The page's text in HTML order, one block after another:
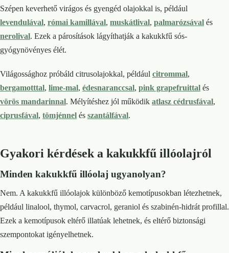
Szépen keverhető virágos és gyengéd olajokkal is, például
levendulával, római kamillával, muskátlival, palmarózsával és
nerolival. Ezek a párosítások lágyíthatják a kakukkfű sós-
gyógynövényes élét.
Világossághoz próbáld citrusolajokkal, például citrommal,
bergamotttal, lime-mal, édesnaranccsal, pink grapefruittal és
vörös mandarinnal. Mélyítéshez jól működik atlasz cédrusfával,
ciprusfával, tömjénnel és szantálfával.
Gyakori kérdések a kakukkfű illóolajról
Minden kakukkfű illóolaj ugyanolyan?
Nem. A kakukkfű illóolajok különböző kemotípusokban létezhetnek,
például linalool, thymol, carvacrol, geraniol és szabinén-hidrát profillal.
Ezek a kemotípusok eltérő illatúak lehetnek, és eltérő biztonsági
szempontokat igényelhetnek.